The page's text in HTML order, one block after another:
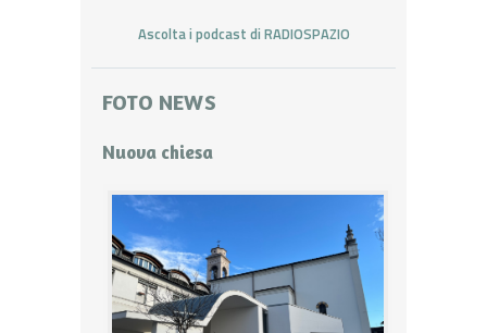
Ascolta i podcast di RADIOSPAZIO
FOTO NEWS
Nuova chiesa